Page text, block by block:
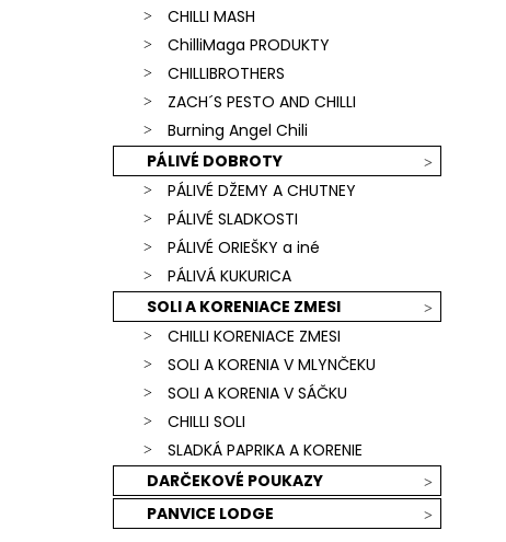
CHILLI MASH
ChilliMaga PRODUKTY
CHILLIBROTHERS
ZACH´S PESTO AND CHILLI
Burning Angel Chili
PÁLIVÉ DOBROTY
PÁLIVÉ DŽEMY A CHUTNEY
PÁLIVÉ SLADKOSTI
PÁLIVÉ ORIEŠKY a iné
PÁLIVÁ KUKURICA
SOLI A KORENIACE ZMESI
CHILLI KORENIACE ZMESI
SOLI A KORENIA V MLYNČEKU
SOLI A KORENIA V SÁČKU
CHILLI SOLI
SLADKÁ PAPRIKA A KORENIE
DARČEKOVÉ POUKAZY
PANVICE LODGE